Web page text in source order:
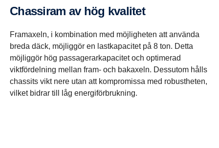
Chassiram av hög kvalitet
Framaxeln, i kombination med möjligheten att använda
breda däck, möjliggör en lastkapacitet på 8 ton. Detta
möjliggör hög passagerarkapacitet och optimerad
viktfördelning mellan fram- och bakaxeln. Dessutom hålls
chassits vikt nere utan att kompromissa med robustheten,
vilket bidrar till låg energiförbrukning.